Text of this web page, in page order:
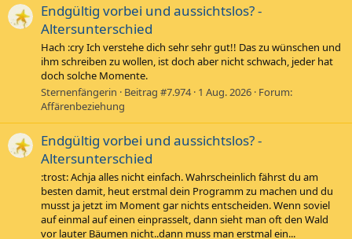
Endgültig vorbei und aussichtslos? -
Altersunterschied
Hach :cry Ich verstehe dich sehr sehr gut!! Das zu wünschen und
ihm schreiben zu wollen, ist doch aber nicht schwach, jeder hat
doch solche Momente.
Sternenfängerin
Beitrag #7.974 1 Aug. 2026 Forum:
Affärenbeziehung
Endgültig vorbei und aussichtslos? -
Altersunterschied
:trost: Achja alles nicht einfach. Wahrscheinlich fährst du am
besten damit, heut erstmal dein Programm zu machen und du
musst ja jetzt im Moment gar nichts entscheiden. Wenn soviel
auf einmal auf einen einprasselt, dann sieht man oft den Wald
vor lauter Bäumen nicht..dann muss man erstmal ein...